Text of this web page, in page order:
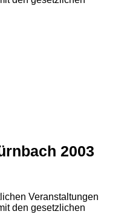
2003
Veranstaltungen
den gesetzlichen